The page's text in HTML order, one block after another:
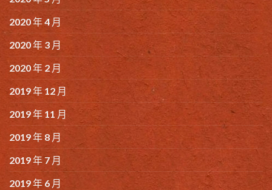
2020 年 4 月
2020 年 3 月
2020 年 2 月
2019 年 12 月
2019 年 11 月
2019 年 8 月
2019 年 7 月
2019 年 6 月